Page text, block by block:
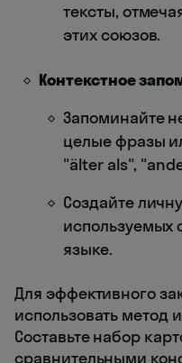
тексты,
этих союзов.
Контекстное
Запоминайте
целые фразы
"älter als",
Создайте
используемых
языке.
Для эффективного
использовать метод
Составьте набор
сравнительными